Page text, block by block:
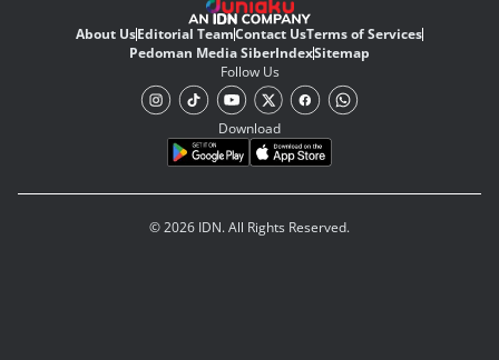
About UsEditorial TeamContact UsTerms of Services
Pedoman Media SiberIndexSitemap
Follow Us
Download
© 2026 IDN. All Rights Reserved.